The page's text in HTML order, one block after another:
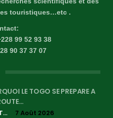
touristiques…etc .
99 52 93 38
90 37 37 07
LE TOGO SE PREPARE A
EPLUS MEDIA TV 7 Août 2026